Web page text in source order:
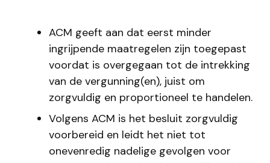
ACM geeft aan dat eerst minder
ingrijpende maatregelen zijn toegepast
voordat is overgegaan tot de intrekking
van de vergunning(en), juist om
zorgvuldig en proportioneel te handelen.
Volgens ACM is het besluit zorgvuldig
voorbereid en leidt het niet tot
onevenredig nadelige gevolgen voor